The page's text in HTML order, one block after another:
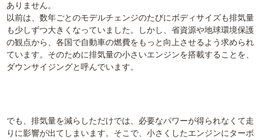
ありません。
以前は、数年ごとのモデルチェンジのたびにボディサイズも排気量
も少しずつ大きくなっていました。しかし、省資源や地球環境保護
の観点から、各国で自動車の燃費をもっと向上させるよう求められ
ています。そのために排気量の小さいエンジンを搭載することを、
ダウンサイジングと呼んでいます。
でも、排気量を減らしただけでは、必要なパワーが得られなくて走
りに影響が出てしまいます。そこで、小さくしたエンジンにターボ